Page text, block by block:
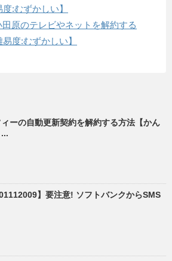
:むずかしい】
原のテレビやネットを解約する
度:むずかしい】
ーの自動更新契約を解約する方法【かん
】要注意! ソフトバンクからSMS